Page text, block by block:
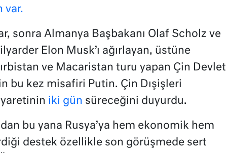
var.
sonra Almanya Başbakanı Olaf Scholz ve
Elon Musk’ı ağırlayan, üstüne
ve Macaristan turu yapan Çin Devlet
bu kez misafiri Putin. Çin Dışişleri
iki gün süreceğini duyurdu.
bu yana Rusya’ya hem ekonomik hem
destek özellikle son görüşmede sert